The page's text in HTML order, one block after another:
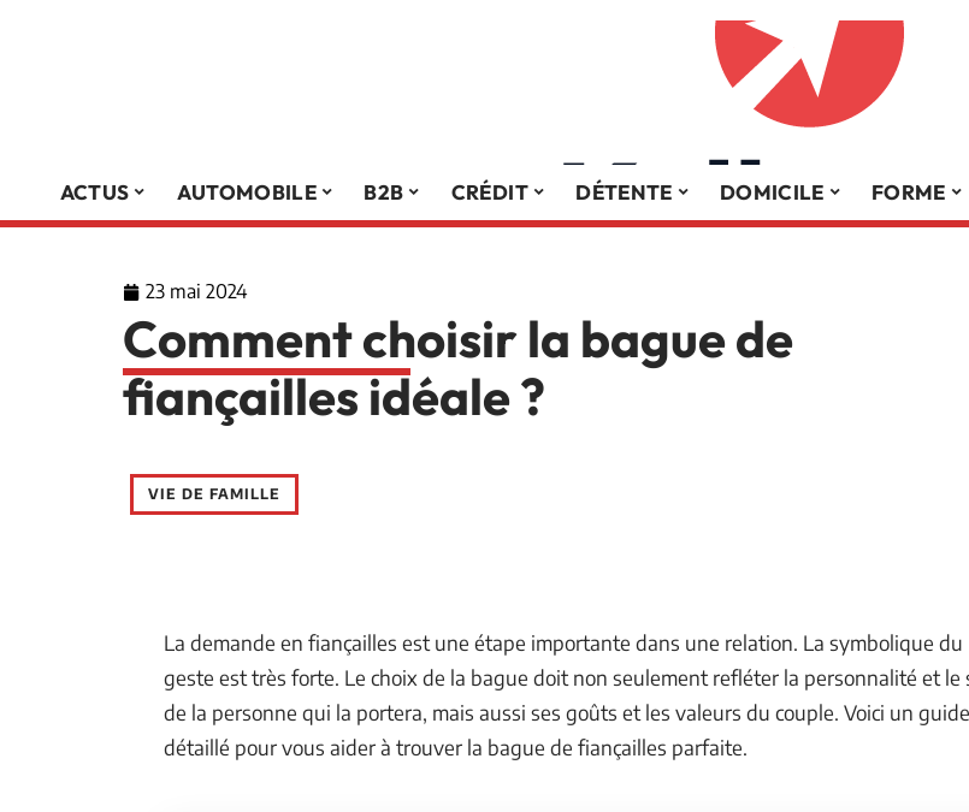
ACTUS AUTOMOBILE B2B CRÉDIT DÉTENTE DOMICILE FORME
23 mai 2024
Comment choisir la bague de
fiançailles idéale ?
VIE DE FAMILLE
La demande en fiançailles est une étape importante dans une relation. La symbolique du
geste est très forte. Le choix de la bague doit non seulement refléter la personnalité et le
de la personne qui la portera, mais aussi ses goûts et les valeurs du couple. Voici un guide
détaillé pour vous aider à trouver la bague de fiançailles parfaite.